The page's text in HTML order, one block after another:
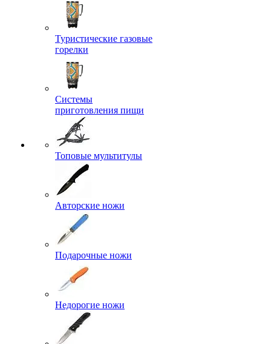
Туристические газовые
горелки
Системы
приготовления пищи
Топовые мультитулы
Авторские ножи
Подарочные ножи
Недорогие ножи